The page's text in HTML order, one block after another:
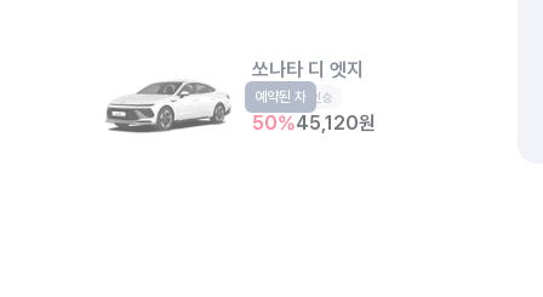
쏘나타 디 엣지
중형 5인승
50%45,120원
예약된 차